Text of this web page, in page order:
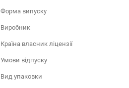
Форма випуску
Виробник
Країна власник ліцензії
Умови відпуску
Вид упаковки